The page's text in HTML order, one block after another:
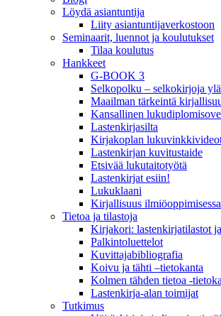
Löydä asiantuntija
Liity asiantuntijaverkostoon
Seminaarit, luennot ja koulutukset
Tilaa koulutus
Hankkeet
G-BOOK 3
Selkopolku – selkokirjoja
Maailman tärkeintä
Kansallinen
Lastenkirjasilta
Kirjakoplan
Lastenkirjan kuvitustaide
Etsivää lukutaitotyötä
Lastenkirjat esiin!
Lukuklaani
Kirjallisuus ilmiöoppimisessa
Tietoa ja tilastoja
Kirjakori: lastenkirjatilastot
Palkintoluettelot
Kuvittaja­bibliografia
Koivu ja tähti –tietokanta
Kolmen tähden tietoa -
Lastenkirja-alan toimijat
Tutkimus